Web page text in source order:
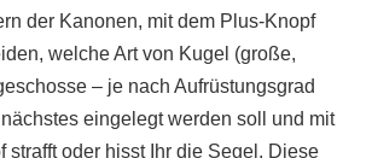
der Kanonen, mit dem Plus-Knopf
welche Art von Kugel (große,
– je nach Aufrüstungsgrad
eingelegt werden soll und mit
strafft oder hisst Ihr die Segel. Diese